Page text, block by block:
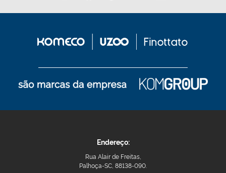
Endereço:
Rua Alair de Freitas,
Palhoça-SC, 88138-090.